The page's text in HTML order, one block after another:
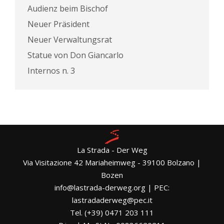
Audienz beim Bischof
Neuer Präsident
Neuer Verwaltungsrat
Statue von Don Giancarlo
Internos n. 3
La Strada - Der Weg
Via Visitazione 42 Mariaheimweg - 39100 Bolzano |
Bozen
info@lastrada-derweg.org | PEC:
lastradaderweg@pec.it
Tel. (+39) 0471 203 111